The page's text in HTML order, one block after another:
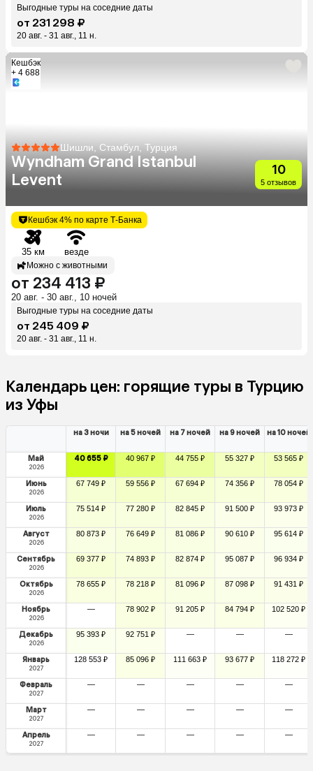
Выгодные туры на соседние даты
от 231 298 ₽
20 авг. - 31 авг., 11 н.
Кешбэк
+ 4 688
Шишли, Стамбул, Турция
Wyndham Grand Istanbul
Levent
10
5 отзывов
Кешбэк 4% по карте Т-Банка
35 км везде
Можно с животными
от 234 413 ₽
20 авг. - 30 авг., 10 ночей
Выгодные туры на соседние даты
от 245 409 ₽
20 авг. - 31 авг., 11 н.
Календарь цен: горящие туры в Турцию
из Уфы
на 3 ночи на 5 ночей на 7 ночей на 9 ночей на 10 ночей
Май
2026
40 655 ₽ 40 967 ₽ 44 755 ₽ 55 327 ₽ 53 565 ₽
Июнь
2026
67 749 ₽ 59 556 ₽ 67 694 ₽ 74 356 ₽ 78 054 ₽
Июль
2026
75 514 ₽ 77 280 ₽ 82 845 ₽ 91 500 ₽ 93 973 ₽
Август
2026
80 873 ₽ 76 649 ₽ 81 086 ₽ 90 610 ₽ 95 614 ₽
Сентябрь
2026
69 377 ₽ 74 893 ₽ 82 874 ₽ 95 087 ₽ 96 934 ₽
Октябрь
2026
78 655 ₽ 78 218 ₽ 81 096 ₽ 87 098 ₽ 91 431 ₽
Ноябрь
2026
— 78 902 ₽ 91 205 ₽ 84 794 ₽ 102 520 ₽
Декабрь
2026
95 393 ₽ 92 751 ₽ — — —
Январь
2027
128 553 ₽ 85 096 ₽ 111 663 ₽ 93 677 ₽ 118 272 ₽
Февраль
2027
— — — — —
Март
2027
— — — — —
Апрель
2027
— — — — —